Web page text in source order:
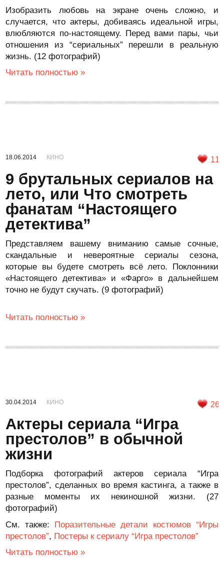
Изобразить любовь на экране очень сложно, и
случается, что актеры, добиваясь идеальной игры,
влюбляются по-настоящему. Перед вами пары, чьи
отношения из “сериальных” перешли в реальную
жизнь. (12 фотографий)
Читать полностью »
18.06.2014 КИНО 11
9 брутальных сериалов на
лето, или Что смотреть
фанатам “Настоящего
детектива”
Представляем вашему вниманию самые сочные,
скандальные и невероятные сериалы сезона,
которые вы будете смотреть всё лето. Поклонники
«Настоящего детектива» и «Фарго» в дальнейшем
точно не будут скучать. (9 фотографий)
Читать полностью »
30.04.2014 КИНО 26
Актеры сериала “Игра
престолов” в обычной
жизни
Подборка фотографий актеров сериала “Игра
престолов”, сделанных во время кастинга, а также в
разные моменты их некиношной жизни. (27
фотографий)
См. также: Поразительные детали костюмов “Игры
престолов”, Постеры к сериалу “Игра престолов”
Читать полностью »